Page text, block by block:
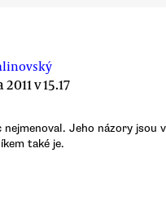
v 15.17
nejmenoval. Jeho názory jsou
také je.